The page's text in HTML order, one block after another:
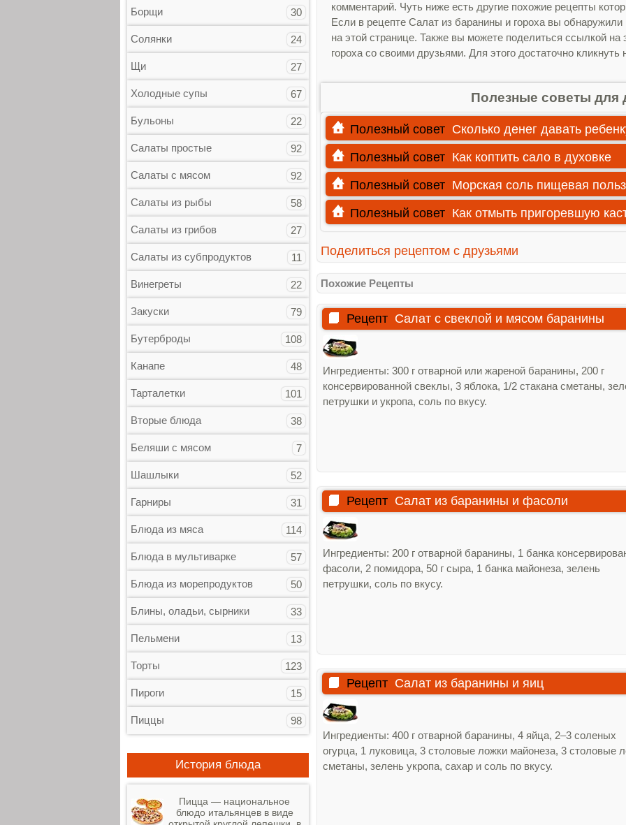
комментарий. Чуть ниже есть другие похожие рецепты
Если в рецепте Салат из баранины и гороха вы
на этой странице. Также вы можете поделиться ссылкой на
гороха со своими друзьями. Для этого достаточно
Полезные советы для
Полезный совет Сколько денег давать
Полезный совет Как коптить сало в духовке
Полезный совет Морская соль пищевая
Полезный совет Как отмыть пригоревшую
Поделиться рецептом с друзьями
Похожие Рецепты
Рецепт Салат с свеклой и мясом баранины
Ингредиенты: 300 г отварной или жареной баранины, 200 г
консервированной свеклы, 3 яблока, 1/2 стакана сметаны,
петрушки и укропа, соль по вкусу.
Рецепт Салат из баранины и фасоли
Ингредиенты: 200 г отварной баранины, 1 банка
фасоли, 2 помидора, 50 г сыра, 1 банка майонеза, зелень
петрушки, соль по вкусу.
Рецепт Салат из баранины и яиц
Ингредиенты: 400 г отварной баранины, 4 яйца, 2–3 соленых
огурца, 1 луковица, 3 столовые ложки майонеза, 3 столовые
сметаны, зелень укропа, сахар и соль по вкусу.
Борщи 30
Солянки 24
Щи 27
Холодные супы 67
Бульоны 22
Салаты простые 92
Салаты с мясом 92
Салаты из рыбы 58
Салаты из грибов 27
Салаты из субпродуктов 11
Винегреты 22
Закуски 79
Бутерброды 108
Канапе 48
Тарталетки 101
Вторые блюда 38
Беляши с мясом 7
Шашлыки 52
Гарниры 31
Блюда из мяса 114
Блюда в мультиварке 57
Блюда из морепродуктов 50
Блины, оладьи, сырники 33
Пельмени 13
Торты 123
Пироги 15
Пиццы 98
История блюда
Пицца — национальное
блюдо итальянцев в виде